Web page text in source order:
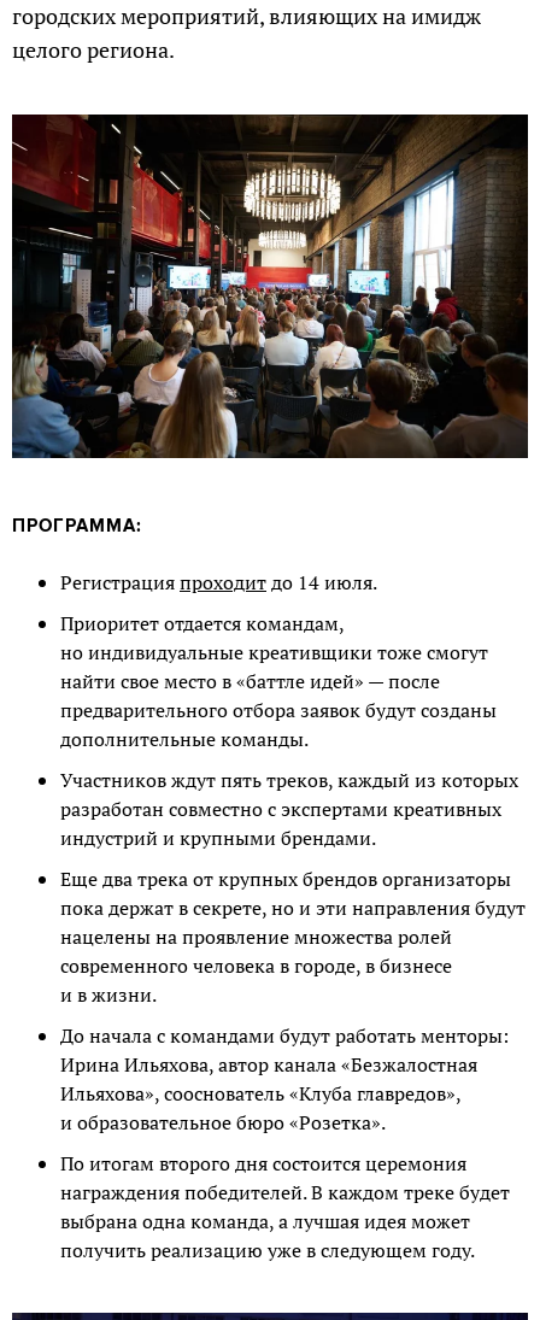
городских мероприятий, влияющих на имидж
целого региона.
ПРОГРАММА:
Регистрацияпроходитдо 14 июля.
Приоритет отдается командам,
но индивидуальные креативщики тоже смогут
найти свое место в «баттле идей» — после
предварительного отбора заявок будут созданы
дополнительные команды.
Участников ждут пять треков, каждый из которых
разработан совместно с экспертами креативных
индустрий и крупными брендами.
Еще два трека от крупных брендов организаторы
пока держат в секрете, но и эти направления будут
нацелены на проявление множества ролей
современного человека в городе, в бизнесе
и в жизни.
До начала с командами будут работать менторы:
Ирина Ильяхова, автор канала «Безжалостная
Ильяхова», сооснователь «Клуба главредов»,
и образовательное бюро «Розетка».
По итогам второго дня состоится церемония
награждения победителей. В каждом треке будет
выбрана одна команда, а лучшая идея может
получить реализацию уже в следующем году.